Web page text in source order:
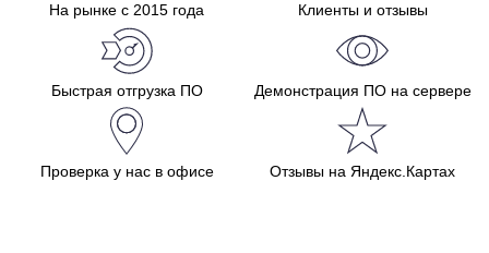
На рынке с 2015 года Клиенты и отзывы
Быстрая отгрузка ПО Демонстрация ПО на сервере
Проверка у нас в офисе Отзывы на Яндекс.Картах